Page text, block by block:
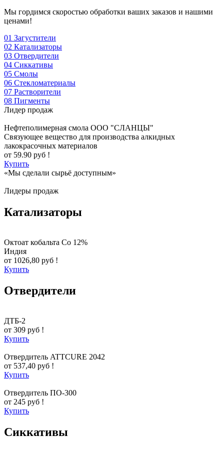
Мы гордимся скоростью обработки ваших заказов и нашими
ценами!
01 Загустители
02 Катализаторы
03 Отвердители
04 Сиккативы
05 Смолы
06 Стекломатериалы
07 Растворители
08 Пигменты
Лидер продаж
Нефтеполимерная смола ООО "СЛАНЦЫ"
Cвязующее вещество для производства алкидных
лакокрасочных материалов
от 59.90 руб !
Купить
«Мы сделали сырьё доступным»
Лидеры продаж
Катализаторы
Октоат кобальта Co 12%
Индия
от 1026,80 руб !
Купить
Отвердители
ДТБ-2
от 309 руб !
Купить
Отвердитель ATTCURE 2042
от 537,40 руб !
Купить
Отвердитель ПО-300
от 245 руб !
Купить
Сиккативы